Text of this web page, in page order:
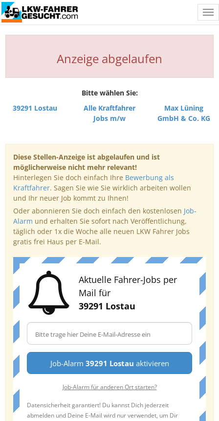
Anzeige abgelaufen
Bitte wählen Sie:
39291 Lostau
Alle Kraftfahrer
Jobs m/w
Max Lüning
GmbH & Co. KG
Diese Stellen-Anzeige ist abgelaufen und ist
möglicherweise nicht mehr relevant!
Hinterlegen Sie doch einfach Ihre Bewerbung als
Kraftfahrer. Sagen Sie wie Sie wirklich arbeiten wollen
und Ihr neuer Job kommt zu Ihnen!
Oder abonnieren Sie doch einfach den kostenlosen Job-
Alarm und erhalten Sie sofort nach Veröffentlichung,
täglich oder 1x die Woche alle neuen LKW Fahrer Jobs
gratis frei Haus per E-Mail.
Aktuelle Fahrer-Jobs per
Mail für
39291 Lostau
Job-Alarm 39291 Lostau aktivieren
Job-Alarm für anderen Ort starten?
Datensicherheit garantiert! Du kannst Dich jederzeit
abmelden und Deine E-Mail wird nur verwendet, um Dir